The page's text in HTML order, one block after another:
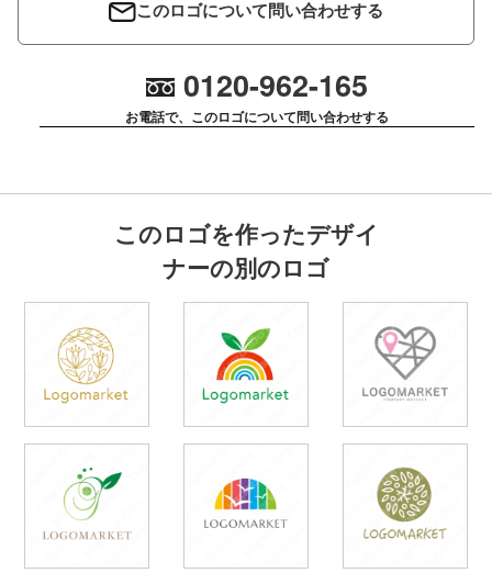
このロゴについて問い合わせする
0120-962-165
お電話で、このロゴについて問い合わせする
このロゴを作ったデザイ
ナーの別のロゴ